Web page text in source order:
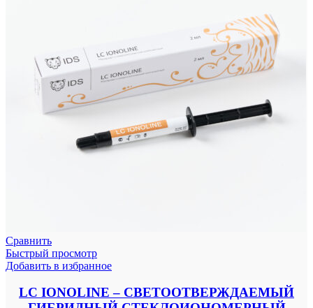
Сравнить
Быстрый просмотр
Добавить в избранное
LC IONOLINE – СВЕТООТВЕРЖДАЕМЫЙ